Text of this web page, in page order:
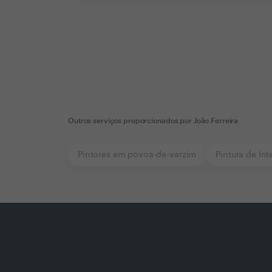
Outros serviços proporcionados por João Ferreira
Pintores em povoa-de-varzim Pintura de